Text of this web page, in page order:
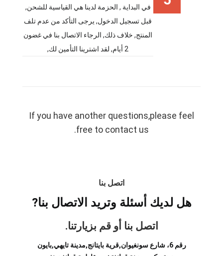
في البداية , الحزمة لدينا هي القياسية للشحن,
قبل تسجيل الدخول, يرجى التأكد من عدم تلف
المنتج, خلاف ذلك, الرجاء الاتصال بنا في غضون
If you have another questions,please feel
free to contact us
.
اتصل بنا
هل لديك أسئلة وتريد الاتصال بنا?
اتصل بنا أو قم بزيارتنا.
رقم 6، شارع سونغيوان,قرية بايتانج,مدينة تايهي,بايون